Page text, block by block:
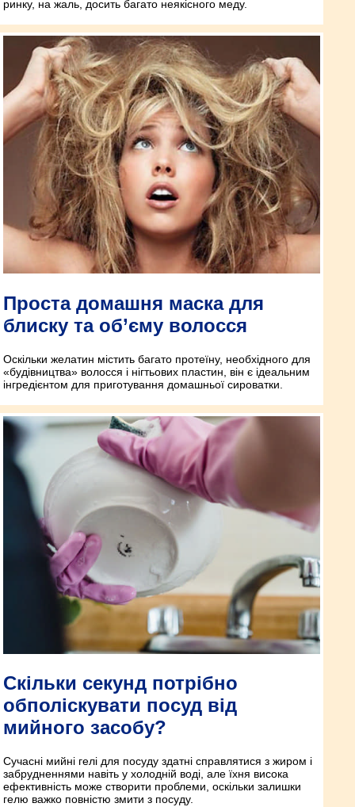
ринку, на жаль, досить багато неякісного меду.
Проста домашня маска для
блиску та об’єму волосся
Оскільки желатин містить багато протеїну, необхідного для
«будівництва» волосся і нігтьових пластин, він є ідеальним
інгредієнтом для приготування домашньої сироватки.
Скільки секунд потрібно
обполіскувати посуд від
мийного засобу?
Сучасні мийні гелі для посуду здатні справлятися з жиром і
забрудненнями навіть у холодній воді, але їхня висока
ефективність може створити проблеми, оскільки залишки
гелю важко повністю змити з посуду.